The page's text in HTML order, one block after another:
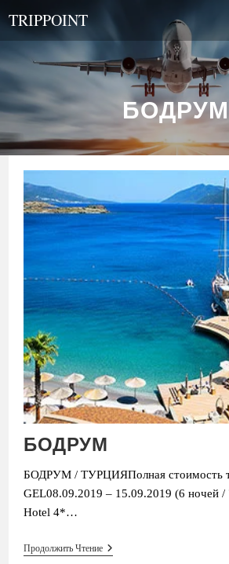
содержимому
TRIPPOINT
БОДРУМ
БОДРУМ
БОДРУМ / ТУРЦИЯПолная стоимость
GEL08.09.2019 – 15.09.2019 (6 ночей
Hotel 4*…
Продолжить ЧтениеБОДРУМ